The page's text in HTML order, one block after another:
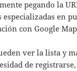
pegando la
especializadas en
con Google
ver la lista y
de